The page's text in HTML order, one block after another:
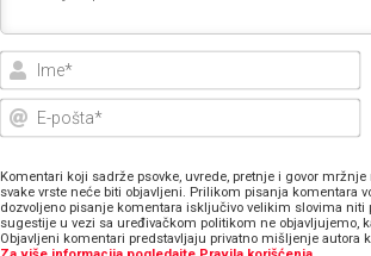
E-
Komentari koji sadrže psovke, uvrede, pretnje i govor
svake vrste neće biti objavljeni. Prilikom pisanja
dozvoljeno pisanje komentara isključivo velikim slovima
sugestije u vezi sa uređivačkom politikom ne objavljujemo,
Objavljeni komentari predstavljaju privatno mišljenje autora